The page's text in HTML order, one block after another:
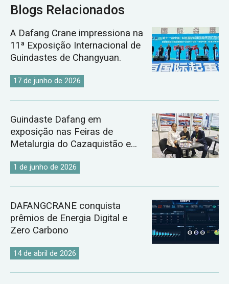
Blogs Relacionados
A Dafang Crane impressiona na
11ª Exposição Internacional de
Guindastes de Changyuan.
17 de junho de 2026
Guindaste Dafang em
exposição nas Feiras de
Metalurgia do Cazaquistão e
1 de junho de 2026
DAFANGCRANE conquista
prêmios de Energia Digital e
Zero Carbono
14 de abril de 2026